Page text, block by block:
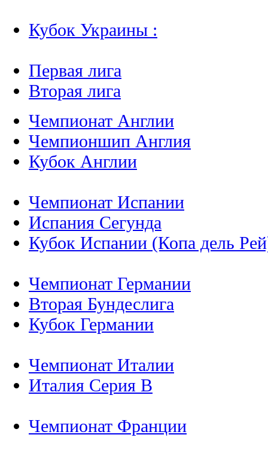
Кубок Украины :
Первая лига
Вторая лига
Чемпионат Англии
Чемпионшип Англия
Кубок Англии
Чемпионат Испании
Испания Сегунда
Кубок Испании (Копа дель
Чемпионат Германии
Вторая Бундеслига
Кубок Германии
Чемпионат Италии
Италия Серия B
Чемпионат Франции